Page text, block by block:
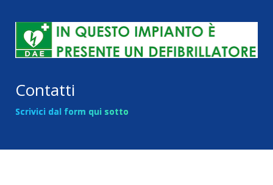
Contatti
Scrivici dal form qui sotto